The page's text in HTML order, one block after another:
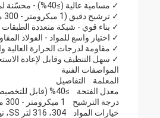
✓ مسامية عالية (≥40%) - محسّنة لمقاومة التدفق المنخفض والنفاذية العالية
✓ ترشيح دقيق (1 ميكرومتر - 300 ميكرومتر) - تصنيفات ميكرون قابلة للتخصيص
✓ بناء قوي - شبكة متعددة الطبقات
✓ اختيار واسع للمواد - الفولاذ المقاوم للصدأ (304، 316 لتر)، النيكل،
✓ مقاومة لدرجات الحرارة العالية
✓ سهل التنظيف وقابل لإعادة
المواصفات الفنية
المعلمة التفاصيل
معدل الفتحة ≥40% (قابل للتخصيص حتى 50%)
درجة الترشيح 1 ميكرومتر - 300 ميكرومتر (قابل للتعديل)
خيارات المواد 304، 316 لتر SS، نيكل، تيتانيوم، مونيل، هاستلوي®